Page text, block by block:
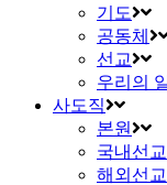
기도
공동체
선교
우리의
사도직
본원
국내선교
해외선교